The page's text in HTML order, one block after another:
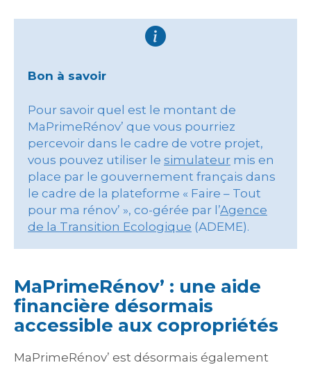
Bon à savoir
Pour savoir quel est le montant de
MaPrimeRénov’ que vous pourriez
percevoir dans le cadre de votre projet,
vous pouvez utiliser le simulateur mis en
place par le gouvernement français dans
le cadre de la plateforme « Faire – Tout
pour ma rénov’ », co-gérée par l’Agence
de la Transition Ecologique (ADEME).
MaPrimeRénov’ : une aide
financière désormais
accessible aux copropriétés
MaPrimeRénov’ est désormais également